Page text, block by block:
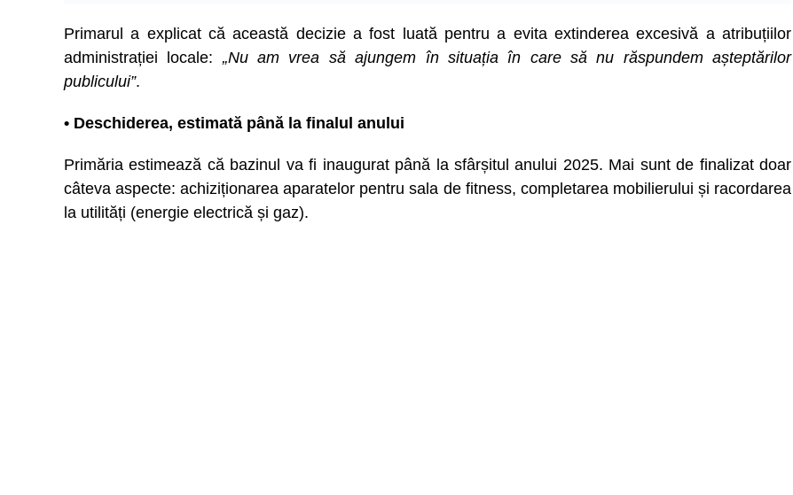
Primarul a explicat că această decizie a fost luată pentru a evita extinderea excesivă a atribuțiilor
administrației locale: „Nu am vrea să ajungem în situația în care să nu răspundem așteptărilor
publicului”.
• Deschiderea, estimată până la finalul anului
Primăria estimează că bazinul va fi inaugurat până la sfârșitul anului 2025. Mai sunt de finalizat doar
câteva aspecte: achiziționarea aparatelor pentru sala de fitness, completarea mobilierului și racordarea
la utilități (energie electrică și gaz).